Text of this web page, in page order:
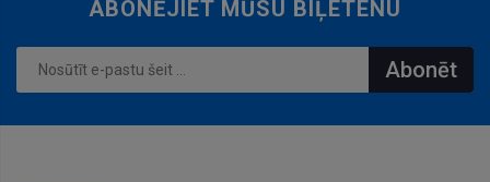
ABONĒJIET MŪSU BIĻETENU
Abonēt